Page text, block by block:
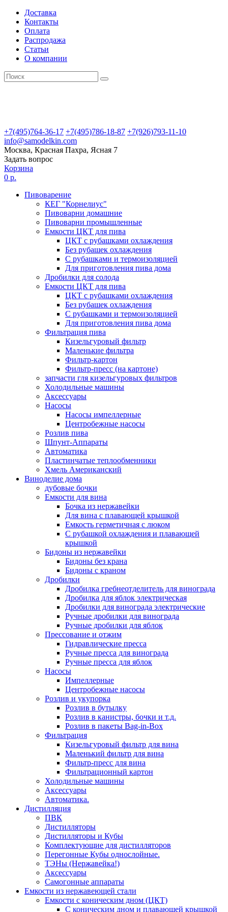
Доставка
Контакты
Оплата
Распродажа
Статьи
О компании
+7(495)764-36-17 +7(495)786-18-87 +7(926)793-11-10
info@samodelkin.com
Москва, Красная Пахра, Ясная 7
Задать вопрос
Корзина
0 р.
Пивоварение
КЕГ "Корнелиус"
Пивоварни домашние
Пивоварни промышленные
Емкости ЦКТ для пива
ЦКТ с рубашками охлаждения
Без рубашек охлаждения
С рубашками и термоизоляцией
Для приготовления пива дома
Дробилки для солода
Емкости ЦКТ для пива
ЦКТ с рубашками охлаждения
Без рубашек охлаждения
С рубашками и термоизоляцией
Для приготовления пива дома
Фильтрация пива
Кизельгуровый фильтр
Маленькие фильтра
Фильтр-картон
Фильтр-пресс (на картоне)
запчасти гля кизельгуровых фильтров
Холодильные машины
Аксессуары
Насосы
Насосы импеллерные
Центробежные насосы
Розлив пива
Шпунт-Аппараты
Автоматика
Пластинчатые теплообменники
Хмель Американский
Виноделие дома
дубовые бочки
Емкости для вина
Бочка из нержавейки
Для вина с плавающей крышкой
Емкость герметичная с люком
С рубашкой охлаждения и плавающей
крышкой
Бидоны из нержавейки
Бидоны без крана
Бидоны с краном
Дробилки
Дробилка гребнеотделитель для винограда
Дробилка для яблок электрическая
Дробилки для винограда электрические
Ручные дробилки для винограда
Ручные дробилки для яблок
Прессование и отжим
Гидравлические пресса
Ручные пресса для винограда
Ручные пресса для яблок
Насосы
Импеллерные
Центробежные насосы
Розлив и укупорка
Розлив в бутылку
Розлив в канистры, бочки и т.д.
Розлив в пакеты Bag-in-Box
Фильтрация
Кизельгуровый фильтр для вина
Маленький фильтр для вина
Фильтр-пресс для вина
Фильтрационный картон
Холодильные машины
Аксессуары
Автоматика.
Дистилляция
ПВК
Дистилляторы
Дистилляторы и Кубы
Комплектующие для дистилляторов
Перегонные Кубы однослойные.
ТЭНы (Нержавейка!)
Аксессуары
Самогонные аппараты
Емкости из нержавеющей стали
Емкости с коническим дном (ЦКТ)
С коническим дном и плавающей крышкой